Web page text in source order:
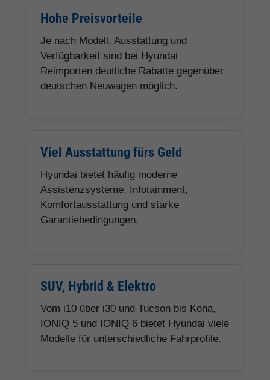
Hohe Preisvorteile
Je nach Modell, Ausstattung und
Verfügbarkeit sind bei Hyundai
Reimporten deutliche Rabatte gegenüber
deutschen Neuwagen möglich.
Viel Ausstattung fürs Geld
Hyundai bietet häufig moderne
Assistenzsysteme, Infotainment,
Komfortausstattung und starke
Garantiebedingungen.
SUV, Hybrid & Elektro
Vom i10 über i30 und Tucson bis Kona,
IONIQ 5 und IONIQ 6 bietet Hyundai viele
Modelle für unterschiedliche Fahrprofile.